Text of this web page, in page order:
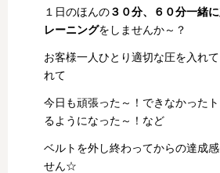
１日のほんの３０分、６０分一緒
レーニングをしませんか～？
お客様一人ひとり適切な圧を入れ
れて
今日も頑張った～！できなかった
るようになった～！など
ベルトを外し終わってからの達成
せん☆